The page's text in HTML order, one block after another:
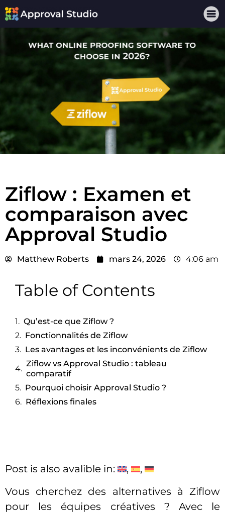
Ziflow : Examen et
comparaison avec
Approval Studio
Matthew Roberts mars 24, 2026 4:06 am
Table of Contents
Qu’est-ce que Ziflow ?
Fonctionnalités de Ziflow
Les avantages et les inconvénients de Ziflow
Ziflow vs Approval Studio : tableau
comparatif
Pourquoi choisir Approval Studio ?
Réflexions finales
Post is also avalible in:
Vous cherchez des alternatives à Ziflow
pour les équipes créatives ? Avec le